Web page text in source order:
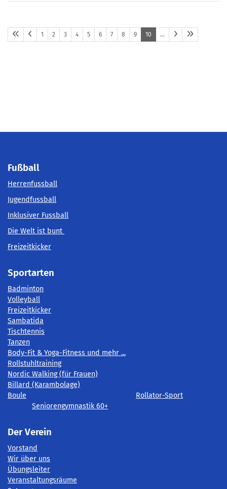
1 2 3 4 5 6 7 8 9 10 …
Fußball
Herrenfussball
Jugendfussball
Inklusiver Fussball
Die Welt ist bunt
Freizeitkicker
Sportarten
Badminton
Volleyball
Freizeitkicker
Sambatida
Tischtennis
Tanzen
Body-Fit & Yoga-Fitness und mehr ...
Rollstuhltraining
Nordic Walking (für Frauen)
Billard (Karambolage)
Boule
Rollator-Sport
Seniorengymnastik 60+
Der Verein
Vorstand
Wir über uns
Übungsleiter
Veranstaltungsräume